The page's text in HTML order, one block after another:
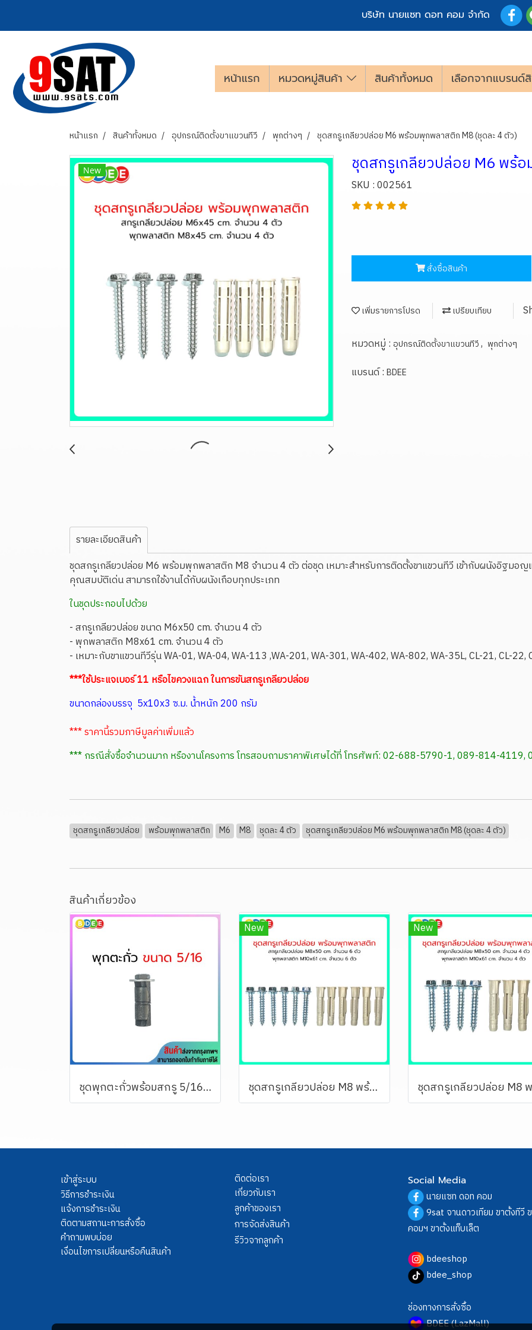
บริษัท นายแซท ดอท คอม จำกัด
หน้าแรก หมวดหมู่สินค้า สินค้าทั้งหมด เลือกจากแบรนด์
หน้าแรก สินค้าทั้งหมด อุปกรณ์ติดตั้งขาแขวนทีวี พุกต่างๆ ชุดสกรูเกลียวปล่อย M6 พร้อมพุกพลาสติก M8 (ชุดละ 4 ตัว)
New ชุดสกรูเกลียวปล่อย M6 พร้
SKU : 002561
สั่งซื้อสินค้า
เพิ่มรายการโปรด เปรียบเทียบ
หมวดหมู่ : อุปกรณ์ติดตั้งขาแขวนทีวี, พุกต่างๆ
แบรนด์ : BDEE
รายละเอียดสินค้า
ชุดสกรูเกลียวปล่อย M6 พร้อมพุกพลาสติก M8 จำนวน 4 ตัว ต่อชุด เหมาะสำหรับการติดตั้งขาแขวนทีวี เข้ากับผนังอิฐม
คุณสมบัติเด่น สามารถใช้งานได้กับผนังเกือบทุกประเภท
ในชุดประกอบไปด้วย
- สกรูเกลียวปล่อย ขนาด M6x50 cm. จำนวน 4 ตัว
- พุกพลาสติก M8x61 cm. จำนวน 4 ตัว
- เหมาะกับขาแขวนทีวีรุ่น WA-01, WA-04, WA-113 ,WA-201, WA-301, WA-402, WA-802, WA-35L, CL-21, CL-22,
***ใช้ประแจเบอร์ 11 หรือไขควงแฉก ในการขันสกรูเกลียวปล่อย
ขนาดกล่องบรรจุ 5x10x3 ซ.ม. น้ำหนัก 200 กรัม
*** ราคานี้รวมภาษีมูลค่าเพิ่มแล้ว
*** กรณีสั่งซื้อจำนวนมาก หรืองานโครงการ โทรสอบถามราคาพิเศษได้ที่ โทรศัพท์: 02-688-5790-1, 089-814-
ชุดสกรูเกลียวปล่อย พร้อมพุกพลาสติก M6 M8 ชุดละ 4 ตัว ชุดสกรูเกลียวปล่อย M6 พร้อมพุกพลาสติก M8 (ชุดละ 4 ตัว)
สินค้าเกี่ยวข้อง
ชุดพุกตะกั่วพร้อมสกรู 5/16 จำนวน 1 ตัว
New
ชุดสกรูเกลียวปล่อย M8 พร้อมพุกพลาสติก M10 (ชุดละ 6 ตัว)
New
เข้าสู่ระบบ
วิธีการชำระเงิน
แจ้งการชำระเงิน
ติดตามสถานะการสั่งซื้อ
คำถามพบบ่อย
เงื่อนไขการเปลี่ยนหรือคืนสินค้า
ติดต่อเรา
เกี่ยวกับเรา
ลูกค้าของเรา
การจัดส่งสินค้า
รีวิวจากลูกค้า
Social Media
นายแซท ดอท คอม
9sat จานดาวเทียม ขาตั้งทีวี
คอมฯ ขาตั้งแท็บเล็ต
bdeeshop
bdee_shop
ช่องทางการสั่งซื้อ
BDEE (LazMall)